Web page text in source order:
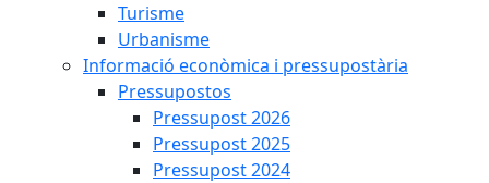
Turisme
Urbanisme
Informació econòmica i pressupostària
Pressupostos
Pressupost 2026
Pressupost 2025
Pressupost 2024